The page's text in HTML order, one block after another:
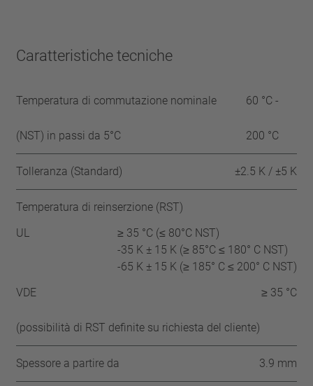
Caratteristiche tecniche
Temperatura di commutazione nominale
(NST) in passi da 5°C
60 °C -
200 °C
Tolleranza (Standard) ±2.5 K / ±5 K
Temperatura di reinserzione (RST)
UL
≥ 35 °C (≤ 80°C NST)
-35 K ± 15 K (≥ 85°C ≤ 180° C NST)
-65 K ± 15 K (≥ 185° C ≤ 200° C NST)
VDE
≥ 35 °C
(possibilità di RST definite su richiesta del cliente)
Spessore a partire da 3.9 mm